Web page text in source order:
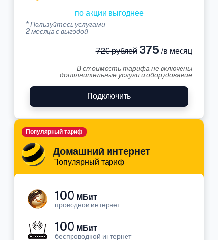
по акции выгоднее
* Пользуйтесь услугами
2 месяца с выгодой
720 рублей375 /в месяц
В стоимость тарифа не включены
дополнительные услуги и оборудование
Подключить
Домашний интернет
Популярный тариф
Популярный тариф
100 МБит
проводной интернет
100 МБит
беспроводной интернет